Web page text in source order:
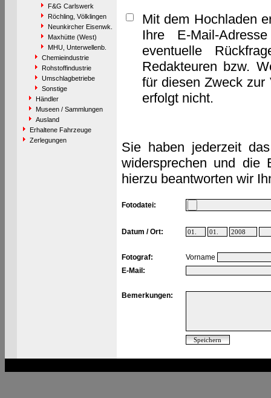
F&G Carlswerk
Röchling, Völklingen
Neunkircher Eisenwk.
Maxhütte (West)
MHU, Unterwellenb.
Chemieindustrie
Rohstoffindustrie
Umschlagbetriebe
Sonstige
Händler
Museen / Sammlungen
Ausland
Erhaltene Fahrzeuge
Zerlegungen
Mit dem Hochladen
Ihre E-Mail-
eventuelle
Redakteuren bzw.
für diesen Zweck zur
erfolgt nicht.
Sie haben jederzeit
widersprechen und die
hierzu beantworten wir
Fotodatei:
Datum / Ort:
Fotograf:
Vorname
E-Mail:
Bemerkungen: